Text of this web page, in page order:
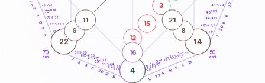
50
anni
70
anni
43,5-44
46-47,5
47,5-48,5
48,5-49
51-52,5
52,5-53,5
53,5-54
56-57,5
57,5-58,5
58,5-59
61-62,5
62,5-63,5
63,5-64
66-67,5
67,5-68,5
68,5-69
71-72,5
72,5-73,5
73,5-74
76-77,5 22
6
8
20
7
19
5
5
18
4
22
8
16
12
20
8
11
3
7
3
8
12
4
8
22
4
22 14
12
15
3
16
6
11
8
21
45anni
55anni
65anni
75anni